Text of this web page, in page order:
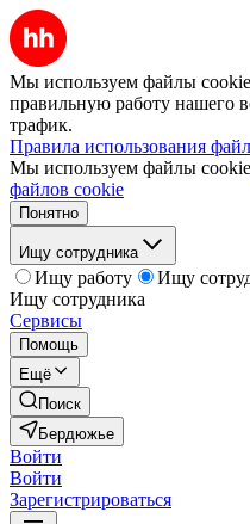
Мы используем файлы
правильную работу нашего
трафик.
Правила использования
Мы используем файлы
файлов cookie
Понятно
Ищу сотрудника
Ищу работу
Ищу
Ищу сотрудника
Сервисы
Помощь
Ещё
Поиск
Бердюжье
Войти
Войти
Зарегистрироваться